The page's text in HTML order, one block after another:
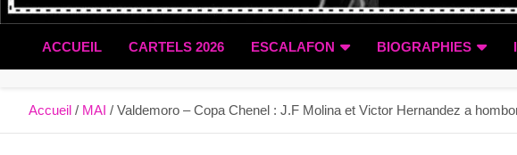
ACCUEIL CARTELS 2026 ESCALAFON BIOGRAPHIES
Accueil MAI Valdemoro – Copa Chenel : J.F Molina et Victor Hernandez a